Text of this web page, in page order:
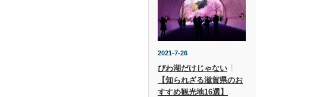
2021-7-26
びわ湖だけじゃない
【知られざる滋賀県のお
すすめ観光地16選】